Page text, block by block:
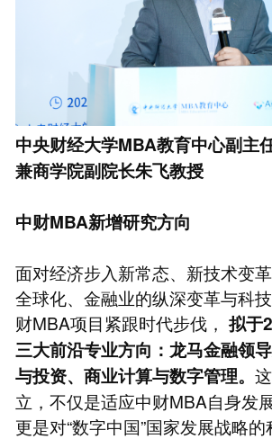
中央财经大学MBA教育中心副主
兼商学院副院长朱飞教授
中财MBA新增研究方向
面对经济步入新常态、新技术变
全球化、金融业的纵深变革与科
财MBA项目紧跟时代步伐， 拟于
三大前沿专业方向：龙马金融领
与投资、商业计算与数字管理。
立，不仅是适应中财MBA自身发
更是对“数字中国”国家发展战略的